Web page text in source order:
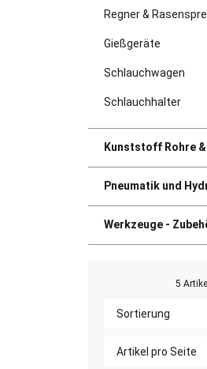
Regner &
Gießgeräte
Schlauchwagen
Schlauchhalter
Kunststoff Rohre
Pneumatik und
5 Artikel
Sortierung
Artikel pro Seite